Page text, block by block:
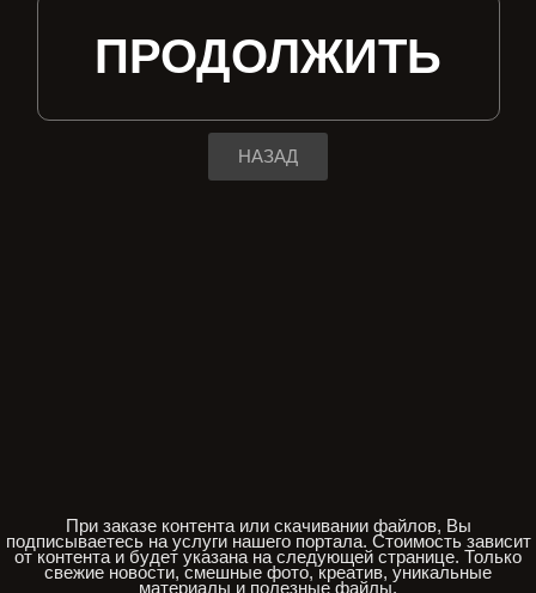
ПРОДОЛЖИТЬ
НАЗАД
При заказе контента или скачивании файлов, Вы
подписываетесь на услуги нашего портала. Стоимость зависит
от контента и будет указана на следующей странице. Только
свежие новости, смешные фото, креатив, уникальные
материалы и полезные файлы.